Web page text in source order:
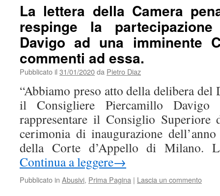
La lettera della Camera
respinge la
Davigo ad una imminente
commenti ad essa.
Pubblicato il 31/01/2020da Pietro Diaz
“Abbiamo preso atto della delibera
il Consigliere Piercamillo
rappresentare il Consiglio Superiore
cerimonia di inaugurazione
della Corte d’Appello di Milano.
Continua a leggere→
Pubblicato in Abusivi, Prima Pagina | Lascia un commento